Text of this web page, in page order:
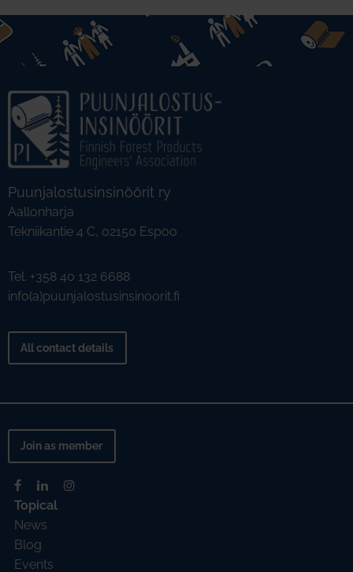
Puunjalostusinsinöörit ry
Aallonharja
Tekniikantie 4 C, 02150 Espoo
Tel. +358 40 132 6688
info(a)puunjalostusinsinoorit.fi
All contact details
Join as member
Topical
News
Blog
Events